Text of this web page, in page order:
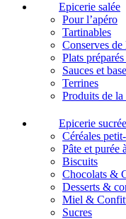
Epicerie salée
Pour l’apéro
Tartinables
Conserves de
Plats
Sauces et
Terrines
Produits de la
Epicerie sucrée
Céréales
Pâte et purée
Biscuits
Chocolats &
Desserts &
Miel &
Sucres